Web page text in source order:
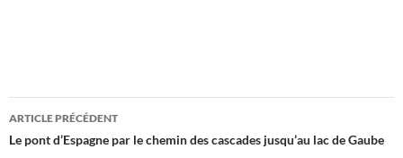
Navigation
des
ARTICLE PRÉCÉDENT
Le pont d’Espagne par le chemin des cascades jusqu’au lac de Gaube